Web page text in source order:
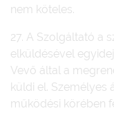
nem köteles.
27. A Szolgáltató a
elküldésével
Vevő által a
küldi el. Személyes
működési körében